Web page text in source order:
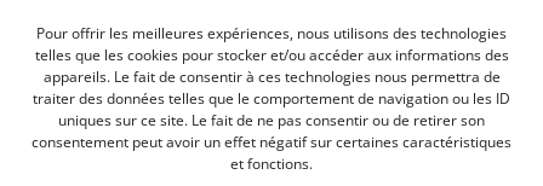
Pour offrir les meilleures expériences, nous utilisons des technologies
telles que les cookies pour stocker et/ou accéder aux informations des
appareils. Le fait de consentir à ces technologies nous permettra de
traiter des données telles que le comportement de navigation ou les ID
uniques sur ce site. Le fait de ne pas consentir ou de retirer son
consentement peut avoir un effet négatif sur certaines caractéristiques
et fonctions.
Que recherchez vous ?